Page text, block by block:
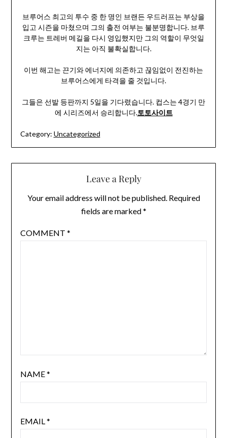
브루어스 최고의 투수 중 한 명인 브랜든 우드러프는 부상을
입고 시즌을 마쳤으며 그의 출전 여부는 불분명합니다. 브루
크루는 트레버 메길을 다시 영입했지만 그의 역할이 무엇일
지는 아직 불확실합니다.
이번 해고는 끈기와 에너지에 의존하고 끊임없이 전진하는
브루어스에게 타격을 줄 것입니다.
그들은 선발 등판까지 5일을 기다렸습니다. 컵스는 4경기 만
에 시리즈에서 승리합니다.토토사이트
Category: Uncategorized
Leave a Reply
Your email address will not be published. Required
fields are marked*
COMMENT *
NAME*
EMAIL*